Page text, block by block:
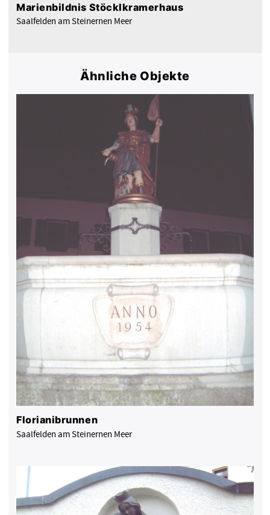
Marienbildnis Stöcklkramerhaus
Saalfelden am Steinernen Meer
Ähnliche Objekte
Florianibrunnen
Saalfelden am Steinernen Meer